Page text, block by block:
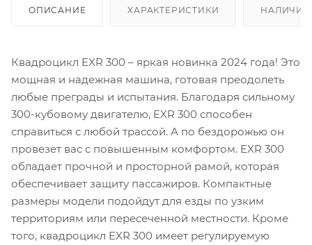
ОПИСАНИЕ ХАРАКТЕРИСТИКИ НАЛИЧИЕ
Квадроцикл EXR 300 – яркая новинка 2024 года! Это
мощная и надежная машина, готовая преодолеть
любые преграды и испытания. Благодаря сильному
300-кубовому двигателю, EXR 300 способен
справиться с любой трассой. А по бездорожью он
провезет вас с повышенным комфортом. EXR 300
обладает прочной и просторной рамой, которая
обеспечивает защиту пассажиров. Компактные
размеры модели подойдут для езды по узким
территориям или пересеченной местности. Кроме
того, квадроцикл EXR 300 имеет регулируемую